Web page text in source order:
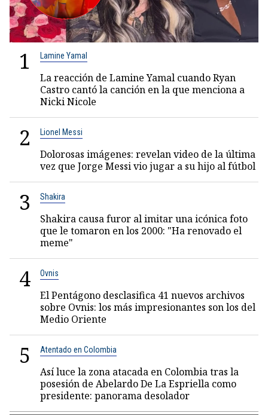
1 Lamine Yamal
La reacción de Lamine Yamal cuando Ryan
Castro cantó la canción en la que menciona a
Nicki Nicole
2 Lionel Messi
Dolorosas imágenes: revelan video de la última
vez que Jorge Messi vio jugar a su hijo al fútbol
3 Shakira
Shakira causa furor al imitar una icónica foto
que le tomaron en los 2000: "Ha renovado el
meme"
4 Ovnis
El Pentágono desclasifica 41 nuevos archivos
sobre Ovnis: los más impresionantes son los del
Medio Oriente
5 Atentado en Colombia
Así luce la zona atacada en Colombia tras la
posesión de Abelardo De La Espriella como
presidente: panorama desolador